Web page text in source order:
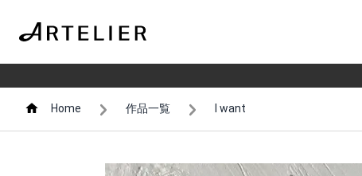
Home 作品一覧 I want